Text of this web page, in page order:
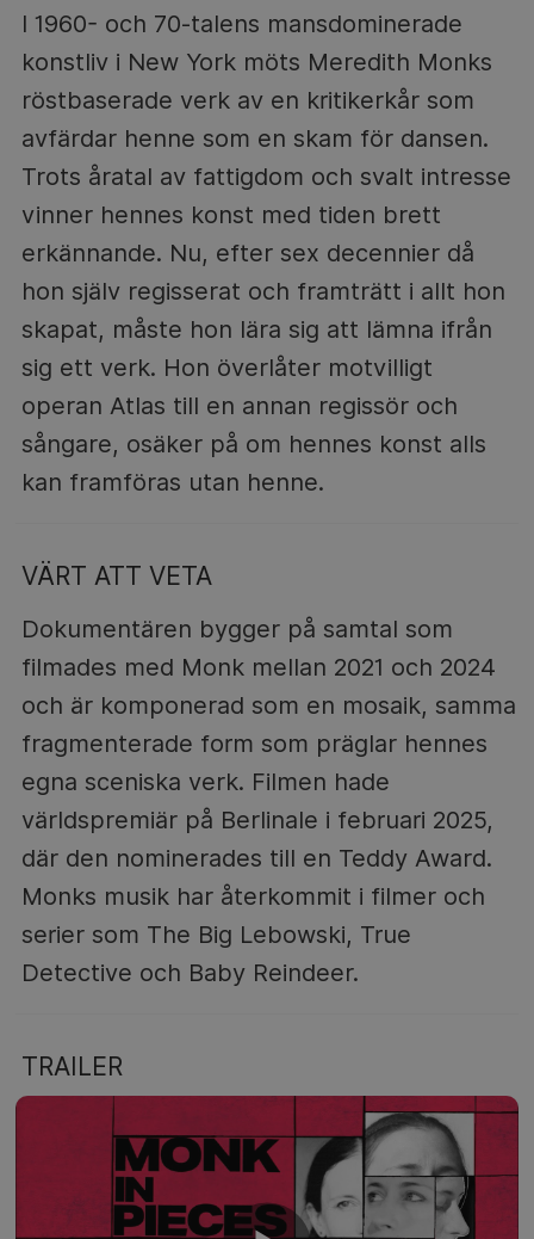
I 1960- och 70-talens mansdominerade
konstliv i New York möts Meredith Monks
röstbaserade verk av en kritikerkår som
avfärdar henne som en skam för dansen.
Trots åratal av fattigdom och svalt intresse
vinner hennes konst med tiden brett
erkännande. Nu, efter sex decennier då
hon själv regisserat och framträtt i allt hon
skapat, måste hon lära sig att lämna ifrån
sig ett verk. Hon överlåter motvilligt
operan Atlas till en annan regissör och
sångare, osäker på om hennes konst alls
kan framföras utan henne.
VÄRT ATT VETA
Dokumentären bygger på samtal som
filmades med Monk mellan 2021 och 2024
och är komponerad som en mosaik, samma
fragmenterade form som präglar hennes
egna sceniska verk. Filmen hade
världspremiär på Berlinale i februari 2025,
där den nominerades till en Teddy Award.
Monks musik har återkommit i filmer och
serier som The Big Lebowski, True
Detective och Baby Reindeer.
TRAILER